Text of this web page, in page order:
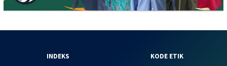
INDEKS
KODE ETIK